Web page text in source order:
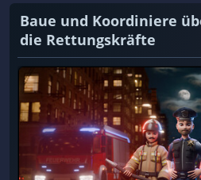
Baue und Koordiniere
die Rettungskräfte